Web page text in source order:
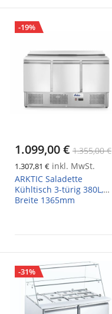
-19%
1.099,00 € 1.355,00 €
1.307,81 € inkl. MwSt.
ARKTIC Saladette
Kühltisch 3-türig 380L,
Breite 1365mm
-31%